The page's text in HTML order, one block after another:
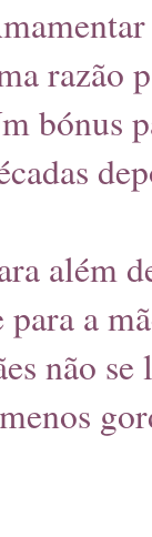
razão
bónus
além
para a
não